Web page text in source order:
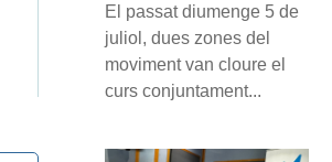
El passat diumenge 5 de
juliol, dues zones del
moviment van cloure el
curs conjuntament...